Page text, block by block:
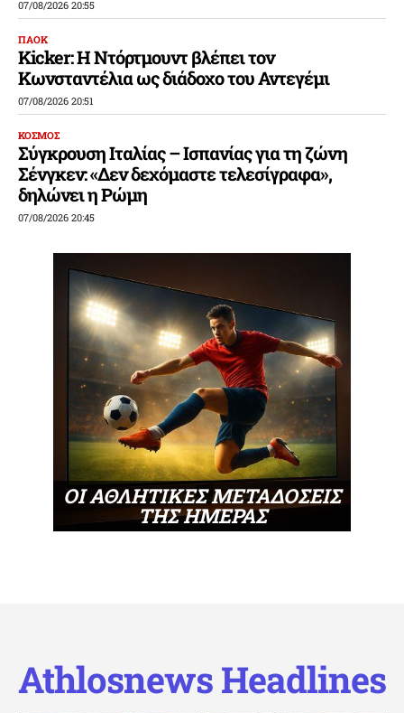
07/08/2026 20:55
ΠΑΟΚ
Kicker: Η Ντόρτμουντ βλέπει τον
Κωνσταντέλια ως διάδοχο του Αντεγέμι
07/08/2026 20:51
ΚΟΣΜΟΣ
Σύγκρουση Ιταλίας – Ισπανίας για τη ζώνη
Σένγκεν: «Δεν δεχόμαστε τελεσίγραφα»,
δηλώνει η Ρώμη
07/08/2026 20:45
ΟΙ ΑΘΛΗΤΙΚΕΣ ΜΕΤΑΔΟΣΕΙΣ
ΤΗΣ ΗΜΕΡΑΣ
Athlosnews Headlines